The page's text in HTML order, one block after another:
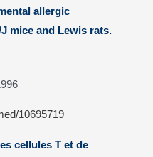
allergic
mice and Lewis rats.
10695719
cellules T et de